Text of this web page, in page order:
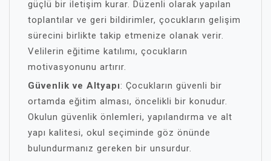
güçlü bir iletişim kurar. Düzenli olarak yapılan
toplantılar ve geri bildirimler, çocukların gelişim
sürecini birlikte takip etmenize olanak verir.
Velilerin eğitime katılımı, çocukların
motivasyonunu artırır.
Güvenlik ve Altyapı: Çocukların güvenli bir
ortamda eğitim alması, öncelikli bir konudur.
Okulun güvenlik önlemleri, yapılandırma ve alt
yapı kalitesi, okul seçiminde göz önünde
bulundurmanız gereken bir unsurdur.